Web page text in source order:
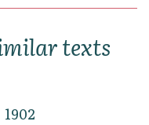
texts
1902